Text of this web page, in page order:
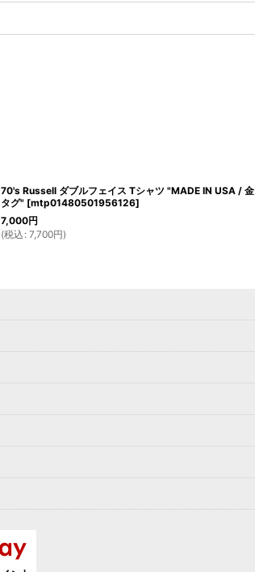
70's Russell ダブルフェイス Tシャツ "MADE IN USA / 金
タグ" [mtp01480501956126]
7,000円
(税込 : 7,700円)